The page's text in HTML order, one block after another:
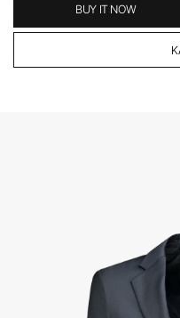
비를 지불하셔야 합니다.
- 교환 & 반품 주소
본사물류센터 또는 전국매장에서 발송이
- 교환 & 반품 절차
- (주)파스토조의 제품 품질 보증 기간은 구
- 보증 기간이라 함은 “제조사 과실(봉제,
(무료 수선, 교환, 환불)을 신청할 수 있는
BUY IT NOW